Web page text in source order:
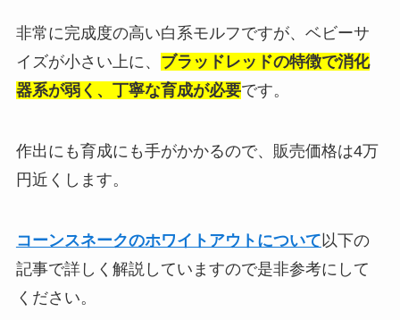
非常に完成度の高い白系モルフですが、ベビーサ
イズが小さい上に、 ブラッドレッドの特徴で消化
器系が弱く、丁寧な育成が必要です。
作出にも育成にも手がかかるので、販売価格は4万
円近くします。
コーンスネークのホワイトアウトについて 以下の
記事で詳しく解説していますので是非参考にして
ください。